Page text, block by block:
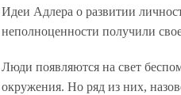
Идеи Адлера о развитии
неполноценности получили
Люди появляются на свет
окружения. Но ряд из них,